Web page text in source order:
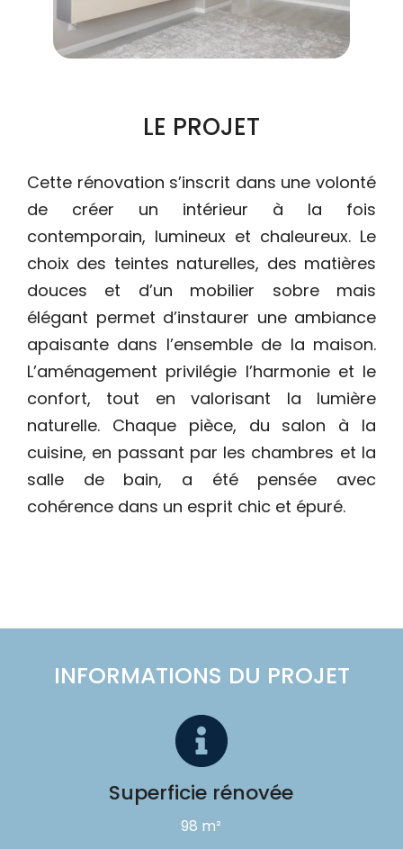
LE PROJET
Cette rénovation s’inscrit dans une volonté
de créer un intérieur à la fois
contemporain, lumineux et chaleureux. Le
choix des teintes naturelles, des matières
douces et d’un mobilier sobre mais
élégant permet d’instaurer une ambiance
apaisante dans l’ensemble de la maison.
L’aménagement privilégie l’harmonie et le
confort, tout en valorisant la lumière
naturelle. Chaque pièce, du salon à la
cuisine, en passant par les chambres et la
salle de bain, a été pensée avec
cohérence dans un esprit chic et épuré.
INFORMATIONS DU PROJET
Superficie rénovée
98 m²